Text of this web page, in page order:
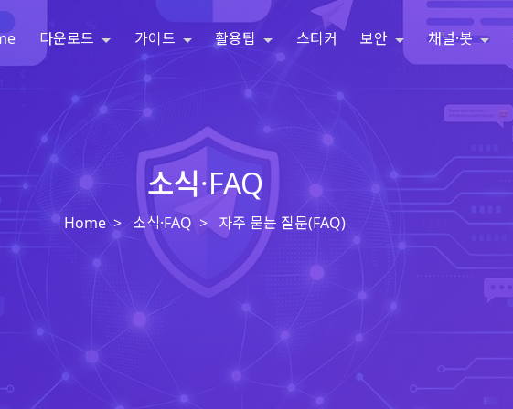
다운로드 가이드 활용팁 스티커 보안 채널·봇
소식·FAQ
Home 소식·FAQ 자주 묻는 질문(FAQ)